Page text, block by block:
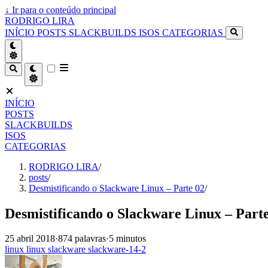
↓ Ir para o conteúdo principal
RODRIGO LIRA
INÍCIO POSTS SLACKBUILDS ISOS CATEGORIAS
INÍCIO
POSTS
SLACKBUILDS
ISOS
CATEGORIAS
RODRIGO LIRA/
posts/
Desmistificando o Slackware Linux – Parte 02/
Desmistificando o Slackware Linux –
25 abril 2018·874 palavras·5 minutos
linux linux slackware slackware-14-2